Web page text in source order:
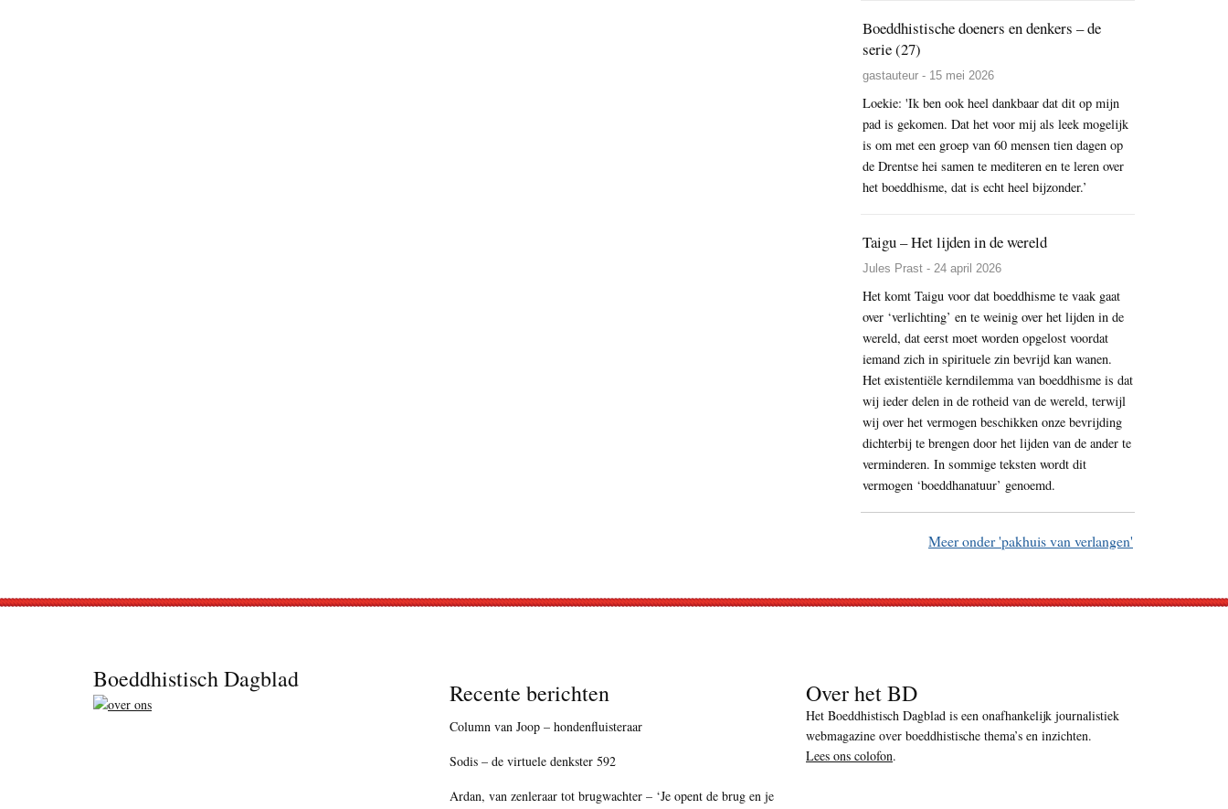
Boeddhistische doeners en denkers – de
serie (27)
gastauteur - 15 mei 2026
Loekie: 'Ik ben ook heel dankbaar dat dit op mijn
pad is gekomen. Dat het voor mij als leek mogelijk
is om met een groep van 60 mensen tien dagen op
de Drentse hei samen te mediteren en te leren over
het boeddhisme, dat is echt heel bijzonder.’
Taigu – Het lijden in de wereld
Jules Prast - 24 april 2026
Het komt Taigu voor dat boeddhisme te vaak gaat
over ‘verlichting’ en te weinig over het lijden in de
wereld, dat eerst moet worden opgelost voordat
iemand zich in spirituele zin bevrijd kan wanen.
Het existentiële kerndilemma van boeddhisme is dat
wij ieder delen in de rotheid van de wereld, terwijl
wij over het vermogen beschikken onze bevrijding
dichterbij te brengen door het lijden van de ander te
verminderen. In sommige teksten wordt dit
vermogen ‘boeddhanatuur’ genoemd.
Meer onder 'pakhuis van verlangen'
Boeddhistisch Dagblad Recente berichten
Column van Joop – hondenfluisteraar
Sodis – de virtuele denkster 592
Ardan, van zenleraar tot brugwachter – ‘Je opent de brug en je
Over het BD
Het Boeddhistisch Dagblad is een onafhankelijk journalistiek
webmagazine over boeddhistische thema’s en inzichten.
Lees ons colofon.